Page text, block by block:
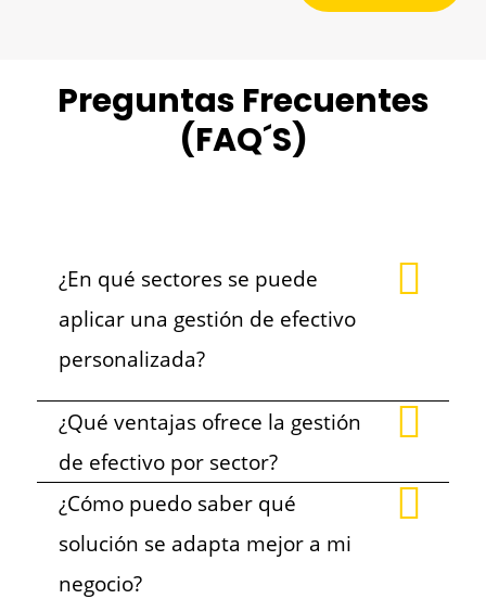
Preguntas Frecuentes
(FAQ´S)
¿En qué sectores se puede
aplicar una gestión de efectivo
personalizada?
¿Qué ventajas ofrece la gestión
de efectivo por sector?
¿Cómo puedo saber qué
solución se adapta mejor a mi
negocio?